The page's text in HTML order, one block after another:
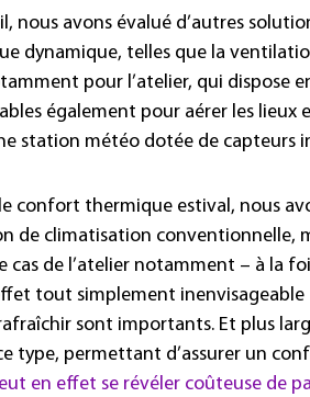
nous avons évalué d’autres
dynamique, telles que la
pour l’atelier, qui dispose
également pour aérer les lieux
station météo dotée de capteurs
confort thermique estival, nous
de climatisation conventionnelle,
cas de l’atelier notamment – à la
tout simplement
sont importants. Et plus
type, permettant d’assurer un
en effet se révéler coûteuse de